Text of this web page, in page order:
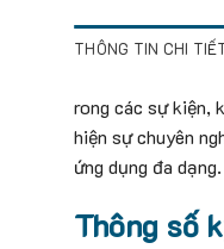
THÔNG TIN CHI
rong các sự kiện,
hiện sự chuyên
ứng dụng đa
Thông số